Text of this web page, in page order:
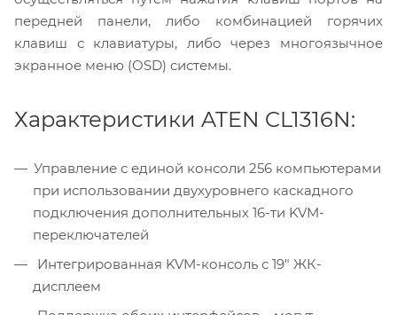
передней панели, либо комбинацией горячих
клавиш с клавиатуры, либо через многоязычное
экранное меню (OSD) системы.
Характеристики ATEN CL1316N:
Управление с единой консоли 256 компьютерами
при использовании двухуровнего каскадного
подключения дополнительных 16-ти KVM-
переключателей
Интегрированная KVM-консоль с 19" ЖК-
дисплеем